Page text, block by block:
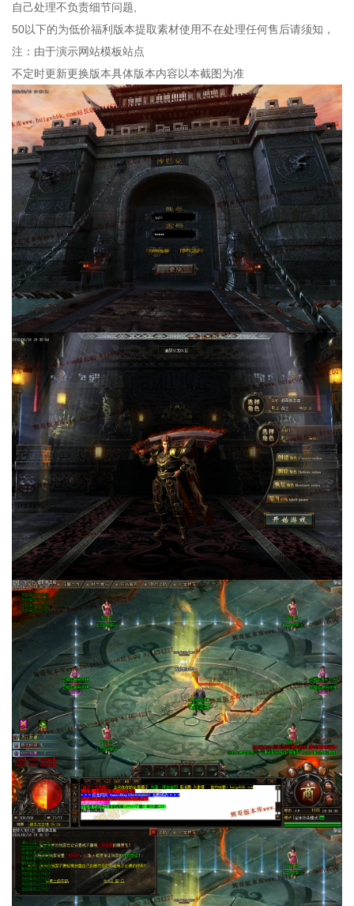
自己处理不负责细节问题,
50以下的为低价福利版本提取素材使用不在处理任何售后请须知，
注：由于演示网站模板站点
不定时更新更换版本具体版本内容以本截图为准